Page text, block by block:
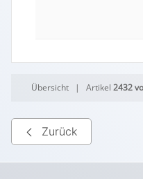
Übersicht | Artikel2432
Zurück